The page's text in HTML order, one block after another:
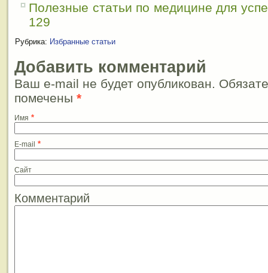
Полезные статьи по медицине для
129
Рубрика: Избранные статьи
Добавить комментарий
Ваш e-mail не будет опубликован.
помечены *
Имя *
E-mail *
Сайт
Комментарий